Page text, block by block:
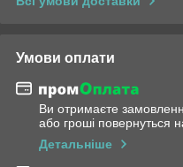
Умови оплати
Ви отримаєте
або гроші повернуться
Детальніше